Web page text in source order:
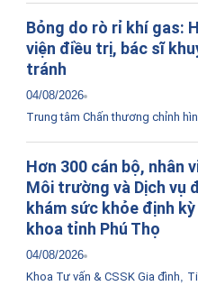
Bỏng do rò rỉ khí gas:
viện điều trị, bác sĩ
tránh
04/08/2026
Trung tâm Chấn thương chỉnh
Hơn 300 cán bộ, nhân
Môi trường và Dịch vụ
khám sức khỏe định
khoa tỉnh Phú Thọ
04/08/2026
Khoa Tư vấn & CSSK Gia đình,